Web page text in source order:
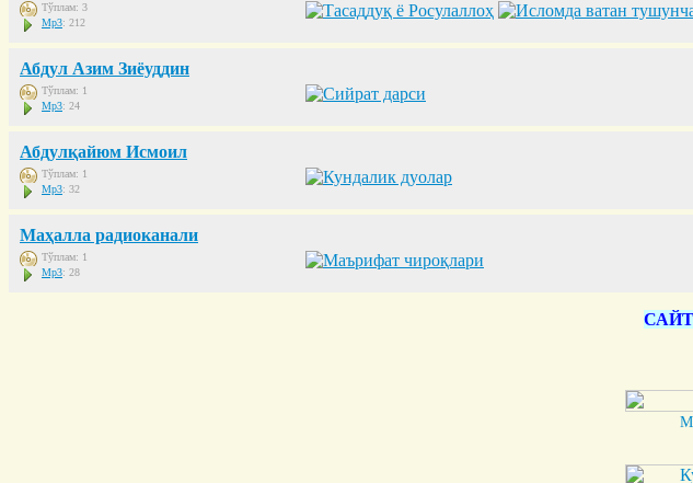
Тўплам: 3
Mp3: 212
Абдул Азим Зиёуддин
Тўплам: 1
Mp3: 24
Абдулқайюм Исмоил
Тўплам: 1
Mp3: 32
Маҳалла радиоканали
Тўплам: 1
Mp3: 28